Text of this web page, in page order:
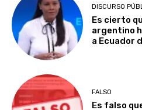
DISCURSO
Es cierto
argentino
a Ecuador
FALSO
Es falso